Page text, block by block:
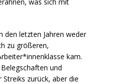
den letzten Jahren weder
zu größeren,
kam.
und
zurück, aber die